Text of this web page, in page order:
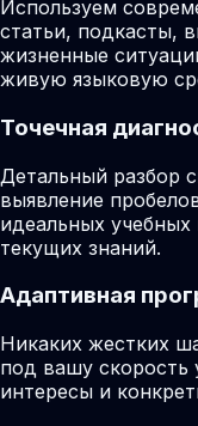
Используем
статьи, подкасты,
жизненные
живую языковую
Точечная
Детальный разбор
выявление
идеальных
текущих знаний.
Адаптивная
Никаких жестких
под вашу скорость
интересы и